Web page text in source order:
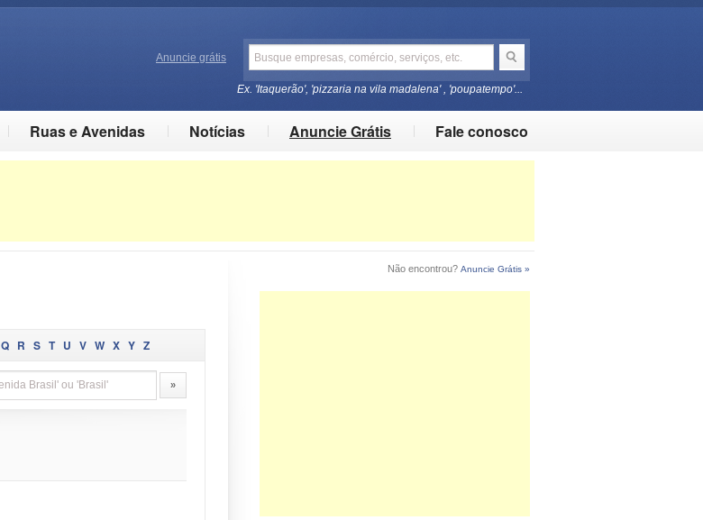
Anuncie grátis
Ex. 'Itaquerão', 'pizzaria na vila madalena' , 'poupatempo'...
Ruas e Avenidas Notícias Anuncie Grátis Fale conosco
Não encontrou? Anuncie Grátis »
Q R S T U V W X Y Z